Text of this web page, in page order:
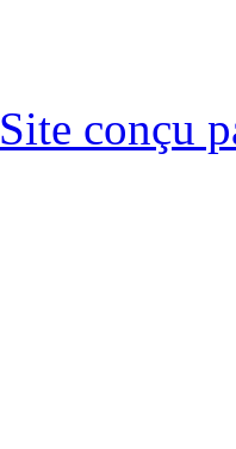
Site conçu